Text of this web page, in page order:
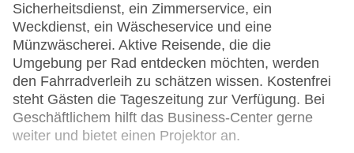
Sicherheitsdienst, ein Zimmerservice, ein
Weckdienst, ein Wäscheservice und eine
Münzwäscherei. Aktive Reisende, die die
Umgebung per Rad entdecken möchten, werden
den Fahrradverleih zu schätzen wissen. Kostenfrei
steht Gästen die Tageszeitung zur Verfügung. Bei
Geschäftlichem hilft das Business-Center gerne
weiter und bietet einen Projektor an.